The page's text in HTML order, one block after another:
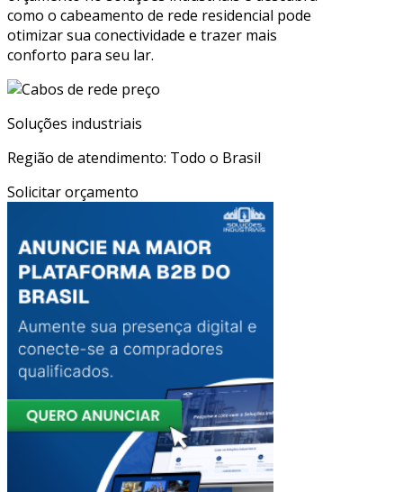
como o cabeamento de rede residencial pode
otimizar sua conectividade e trazer mais
conforto para seu lar.
Soluções industriais
Região de atendimento: Todo o Brasil
Solicitar orçamento